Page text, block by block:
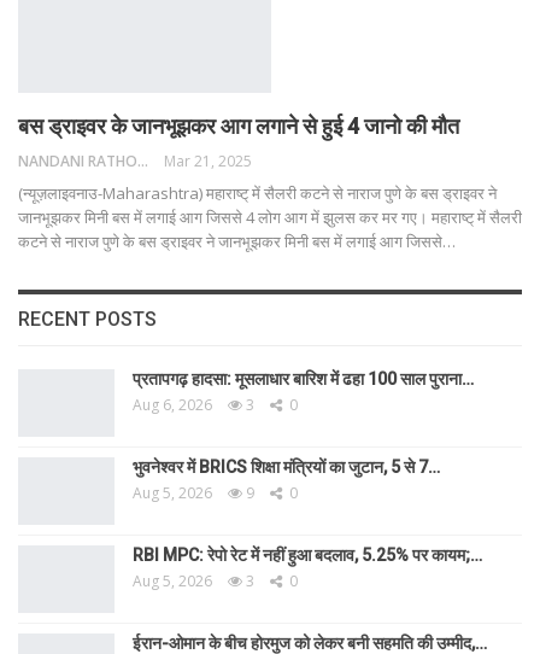
बस ड्राइवर के जानभूझकर आग लगाने से हुई 4 जानो की मौत
NANDANI RATHORE Mar 21, 2025
(न्यूज़लाइवनाउ-Maharashtra) महाराष्ट् में सैलरी कटने से नाराज पुणे के बस ड्राइवर ने
जानभूझकर मिनी बस में लगाई आग जिससे 4 लोग आग में झुलस कर मर गए। महाराष्ट् में सैलरी
कटने से नाराज पुणे के बस ड्राइवर ने जानभूझकर मिनी बस में लगाई आग जिससे…
RECENT POSTS
प्रतापगढ़ हादसा: मूसलाधार बारिश में ढहा 100 साल पुराना…
Aug 6, 2026 3 0
भुवनेश्वर में BRICS शिक्षा मंत्रियों का जुटान, 5 से 7…
Aug 5, 2026 9 0
RBI MPC: रेपो रेट में नहीं हुआ बदलाव, 5.25% पर कायम;…
Aug 5, 2026 3 0
ईरान-ओमान के बीच होरमुज को लेकर बनी सहमति की उम्मीद,…